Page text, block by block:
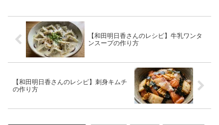
【和田明日香さんのレシピ】牛乳ワンタ
ンスープの作り方
【和田明日香さんのレシピ】刺身キムチ
の作り方